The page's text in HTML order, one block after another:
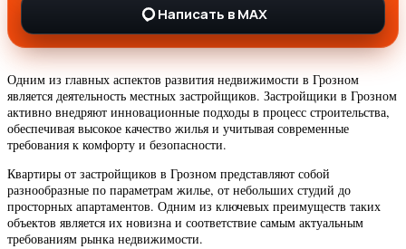
Написать в MAX
Одним из главных аспектов развития недвижимости в Грозном
является деятельность местных застройщиков. Застройщики в Грозном
активно внедряют инновационные подходы в процесс строительства,
обеспечивая высокое качество жилья и учитывая современные
требования к комфорту и безопасности.
Квартиры от застройщиков в Грозном представляют собой
разнообразные по параметрам жилье, от небольших студий до
просторных апартаментов. Одним из ключевых преимуществ таких
объектов является их новизна и соответствие самым актуальным
требованиям рынка недвижимости.